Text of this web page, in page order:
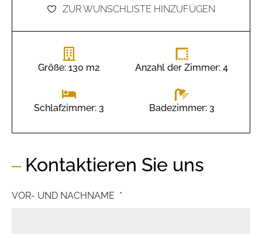
ZUR WUNSCHLISTE HINZUFÜGEN
Größe: 130 m2 Anzahl der Zimmer: 4
Schlafzimmer: 3 Badezimmer: 3
Kontaktieren Sie uns
VOR- UND NACHNAME *